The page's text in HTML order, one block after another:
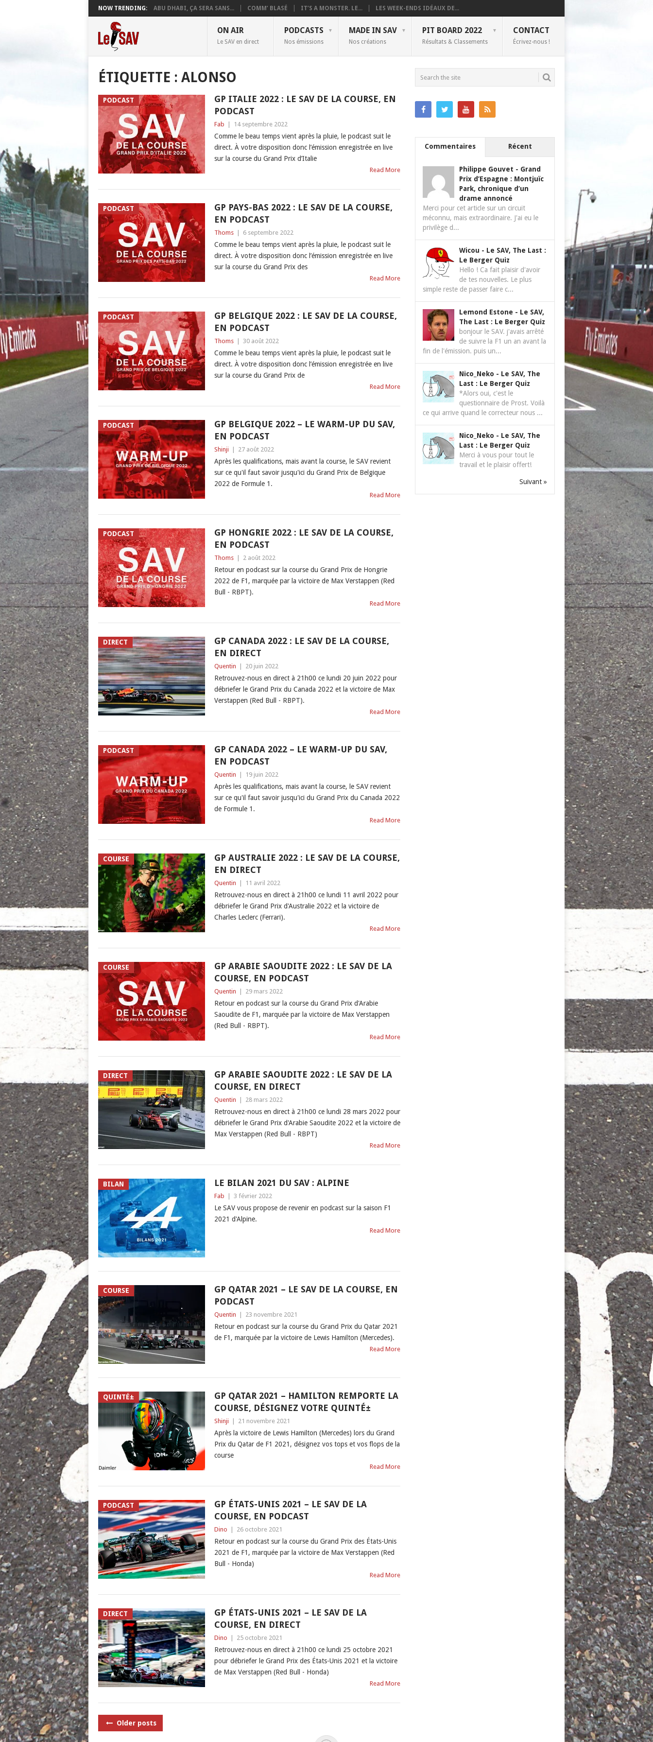
NOW TRENDING: ABU DHABI, ÇA SERA SANS... COMM’ BLASÉ IT’S A MONSTER. LE... LES WEEK-ENDS IDÉAUX DE...
ON AIR
Le SAV en direct
PODCASTS
Nos émissions
MADE IN SAV
Nos créations
PIT BOARD 2022
Résultats & Classements
CONTACT
Écrivez-nous !
ÉTIQUETTE : ALONSO
PODCAST
GP ITALIE 2022 : LE SAV DE LA COURSE, EN
PODCAST
Fab 14 septembre 2022
Comme le beau temps vient après la pluie, le podcast suit le
direct. À votre disposition donc l’émission enregistrée en live
sur la course du Grand Prix d’Italie
Read More
PODCAST
GP PAYS-BAS 2022 : LE SAV DE LA COURSE,
EN PODCAST
Thoms 6 septembre 2022
Comme le beau temps vient après la pluie, le podcast suit le
direct. À votre disposition donc l’émission enregistrée en live
sur la course du Grand Prix des
Read More
PODCAST
GP BELGIQUE 2022 : LE SAV DE LA COURSE,
EN PODCAST
Thoms 30 août 2022
Comme le beau temps vient après la pluie, le podcast suit le
direct. À votre disposition donc l’émission enregistrée en live
sur la course du Grand Prix de
Read More
PODCAST
GP BELGIQUE 2022 – LE WARM-UP DU SAV,
EN PODCAST
Shinji 27 août 2022
Après les qualifications, mais avant la course, le SAV revient
sur ce qu'il faut savoir jusqu'ici du Grand Prix de Belgique
2022 de Formule 1.
Read More
PODCAST
GP HONGRIE 2022 : LE SAV DE LA COURSE,
EN PODCAST
Thoms 2 août 2022
Retour en podcast sur la course du Grand Prix de Hongrie
2022 de F1, marquée par la victoire de Max Verstappen (Red
Bull - RBPT).
Read More
DIRECT
GP CANADA 2022 : LE SAV DE LA COURSE,
EN DIRECT
Quentin 20 juin 2022
Retrouvez-nous en direct à 21h00 ce lundi 20 juin 2022 pour
débriefer le Grand Prix du Canada 2022 et la victoire de Max
Verstappen (Red Bull - RBPT).
Read More
PODCAST
GP CANADA 2022 – LE WARM-UP DU SAV,
EN PODCAST
Quentin 19 juin 2022
Après les qualifications, mais avant la course, le SAV revient
sur ce qu'il faut savoir jusqu'ici du Grand Prix du Canada 2022
de Formule 1.
Read More
COURSE
GP AUSTRALIE 2022 : LE SAV DE LA COURSE,
EN DIRECT
Quentin 11 avril 2022
Retrouvez-nous en direct à 21h00 ce lundi 11 avril 2022 pour
débriefer le Grand Prix d'Australie 2022 et la victoire de
Charles Leclerc (Ferrari).
Read More
COURSE
GP ARABIE SAOUDITE 2022 : LE SAV DE LA
COURSE, EN PODCAST
Quentin 29 mars 2022
Retour en podcast sur la course du Grand Prix d'Arabie
Saoudite de F1, marquée par la victoire de Max Verstappen
(Red Bull - RBPT).
Read More
DIRECT
GP ARABIE SAOUDITE 2022 : LE SAV DE LA
COURSE, EN DIRECT
Quentin 28 mars 2022
Retrouvez-nous en direct à 21h00 ce lundi 28 mars 2022 pour
débriefer le Grand Prix d'Arabie Saoudite 2022 et la victoire de
Max Verstappen (Red Bull - RBPT)
Read More
BILAN LE BILAN 2021 DU SAV : ALPINE
Fab 3 février 2022
Le SAV vous propose de revenir en podcast sur la saison F1
2021 d'Alpine.
Read More
COURSE
GP QATAR 2021 – LE SAV DE LA COURSE, EN
PODCAST
Quentin 23 novembre 2021
Retour en podcast sur la course du Grand Prix du Qatar 2021
de F1, marquée par la victoire de Lewis Hamilton (Mercedes).
Read More
QUINTÉ±
GP QATAR 2021 – HAMILTON REMPORTE LA
COURSE, DÉSIGNEZ VOTRE QUINTÉ±
Shinji 21 novembre 2021
Après la victoire de Lewis Hamilton (Mercedes) lors du Grand
Prix du Qatar de F1 2021, désignez vos tops et vos flops de la
course
Read More
PODCAST
GP ÉTATS-UNIS 2021 – LE SAV DE LA
COURSE, EN PODCAST
Dino 26 octobre 2021
Retour en podcast sur la course du Grand Prix des États-Unis
2021 de F1, marquée par la victoire de Max Verstappen (Red
Bull - Honda)
Read More
DIRECT
GP ÉTATS-UNIS 2021 – LE SAV DE LA
COURSE, EN DIRECT
Dino 25 octobre 2021
Retrouvez-nous en direct à 21h00 ce lundi 25 octobre 2021
pour débriefer le Grand Prix des États-Unis 2021 et la victoire
de Max Verstappen (Red Bull - Honda)
Read More
POSTS
Older posts
Commentaires Récent
Philippe Gouvet - Grand
Prix d’Espagne : Montjuïc
Park, chronique d’un
drame annoncé
Merci pour cet article sur un circuit
méconnu, mais extraordinaire. J'ai eu le
privilège d...
Wicou - Le SAV, The Last :
Le Berger Quiz
Hello ! Ca fait plaisir d'avoir
de tes nouvelles. Le plus
simple reste de passer faire c...
Lemond Estone - Le SAV,
The Last : Le Berger Quiz
bonjour le SAV. j'avais arrêté
de suivre la F1 un an avant la
fin de l'émission. puis un...
Nico_Neko - Le SAV, The
Last : Le Berger Quiz
*Alors oui, c'est le
questionnaire de Prost. Voilà
ce qui arrive quand le correcteur nous ...
Nico_Neko - Le SAV, The
Last : Le Berger Quiz
Merci à vous pour tout le
travail et le plaisir offert!
Suivant »